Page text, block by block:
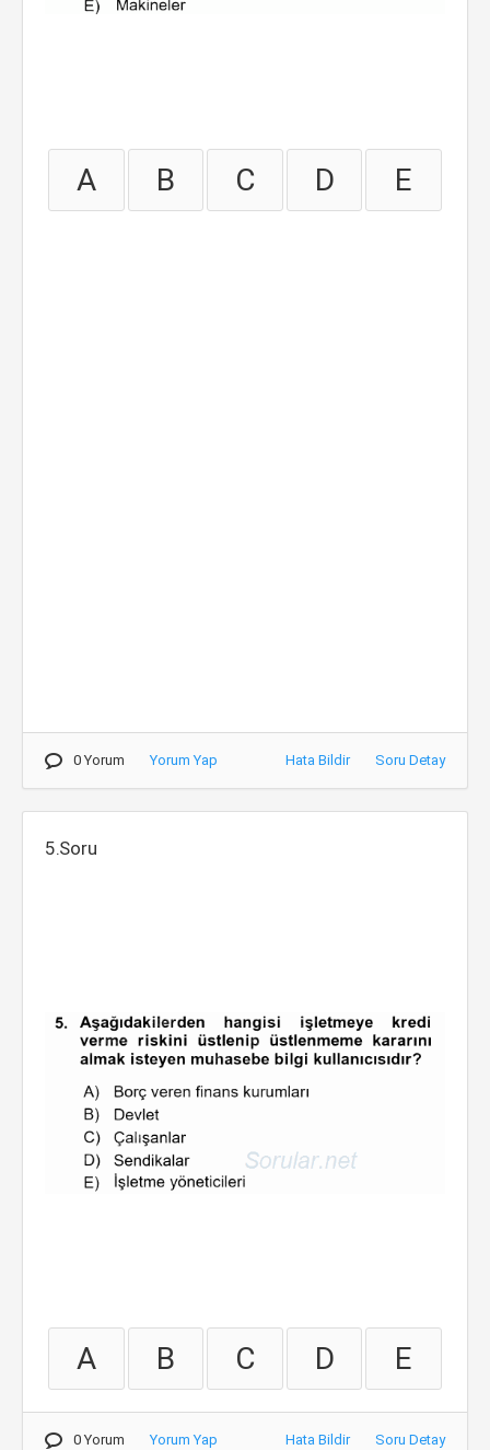
A B C D E
0 Yorum Yorum Yap Hata Bildir Soru Detay
5.Soru
A B C D E
0 Yorum Yorum Yap Hata Bildir Soru Detay